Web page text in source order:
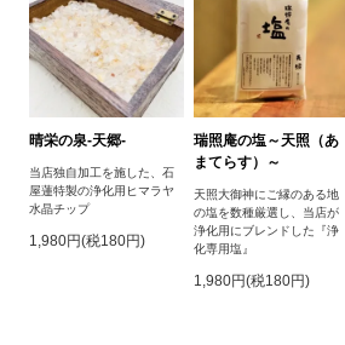
晴栄の泉‐天郷‐
当店独自加工を施した、石
屋蓮特製の浄化用ヒマラヤ
水晶チップ
1,980円(税180円)
瑞照庵の塩～天照（あ
まてらす）～
天照大御神にご縁のある地
の塩を数種厳選し、当店が
浄化用にブレンドした『浄
化専用塩』
1,980円(税180円)